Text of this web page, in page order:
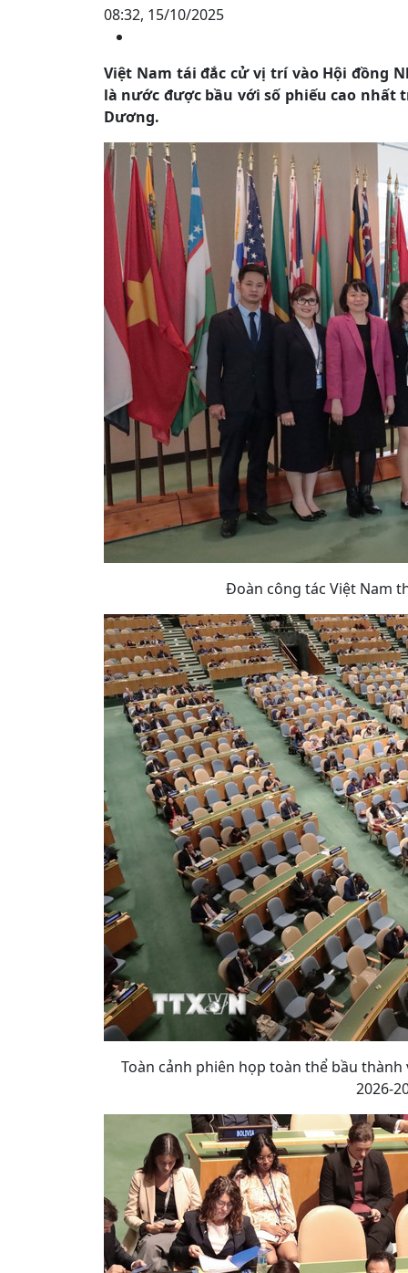
08:32, 15/10/2025
Việt Nam tái đắc cử vị trí vào Hội đồng
là nước được bầu với số phiếu cao nhất
Dương.
Đoàn công tác Việt Nam
Toàn cảnh phiên họp toàn thể bầu
2026-